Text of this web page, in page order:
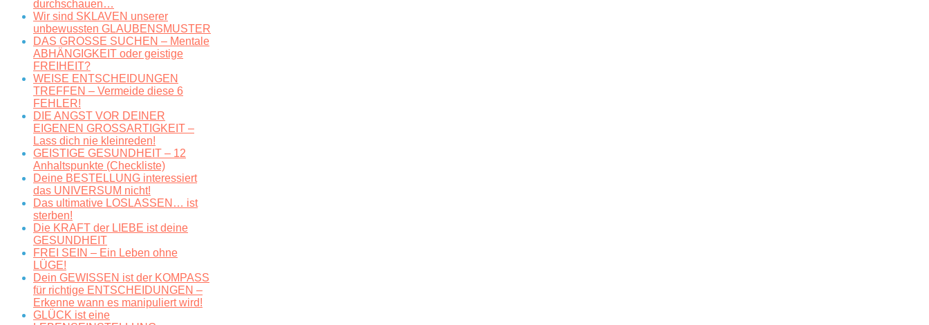
durchschauen…
Wir sind SKLAVEN unserer
unbewussten GLAUBENSMUSTER
DAS GROSSE SUCHEN – Mentale
ABHÄNGIGKEIT oder geistige
FREIHEIT?
WEISE ENTSCHEIDUNGEN
TREFFEN – Vermeide diese 6
FEHLER!
DIE ANGST VOR DEINER
EIGENEN GROSSARTIGKEIT –
Lass dich nie kleinreden!
GEISTIGE GESUNDHEIT – 12
Anhaltspunkte (Checkliste)
Deine BESTELLUNG interessiert
das UNIVERSUM nicht!
Das ultimative LOSLASSEN… ist
sterben!
Die KRAFT der LIEBE ist deine
GESUNDHEIT
FREI SEIN – Ein Leben ohne
LÜGE!
Dein GEWISSEN ist der KOMPASS
für richtige ENTSCHEIDUNGEN –
Erkenne wann es manipuliert wird!
GLÜCK ist eine